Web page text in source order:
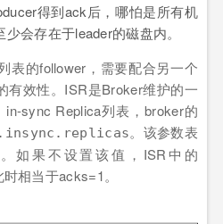
得到ack后，哪怕是所有机
会存在于leader的磁盘内。
表的follower，需要配合另一个
有效性。ISR是Broker维护的一
in-sync Replica列表，broker的
。该参数表
如果不设置该值，ISR中的
相当于acks=1。